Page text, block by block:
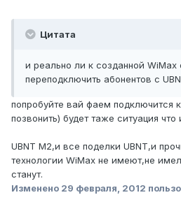
Цитата
и реально ли к созданной WiMax
переподключить абонентов с
попробуйте вай фаем подключится
позвонить) будет таже ситуация что
UBNT М2,и все поделки UBNT,и
технологии WiMax не имеют,не
станут.
Изменено 29 февраля, 2012